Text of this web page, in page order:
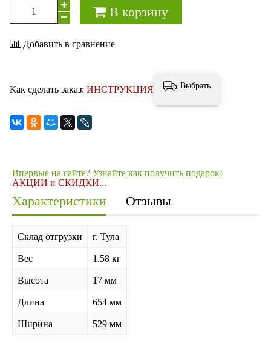
В корзину
Добавить в сравнение
Как сделать заказ: ИНСТРУКЦИЯ Выбрать
Впервые на сайте? Узнайте как получить подарок!
АКЦИИ и СКИДКИ...
Характеристики Отзывы
Склад отгрузки г. Тула
Вес 1.58 кг
Высота 17 мм
Длина 654 мм
Ширина 529 мм